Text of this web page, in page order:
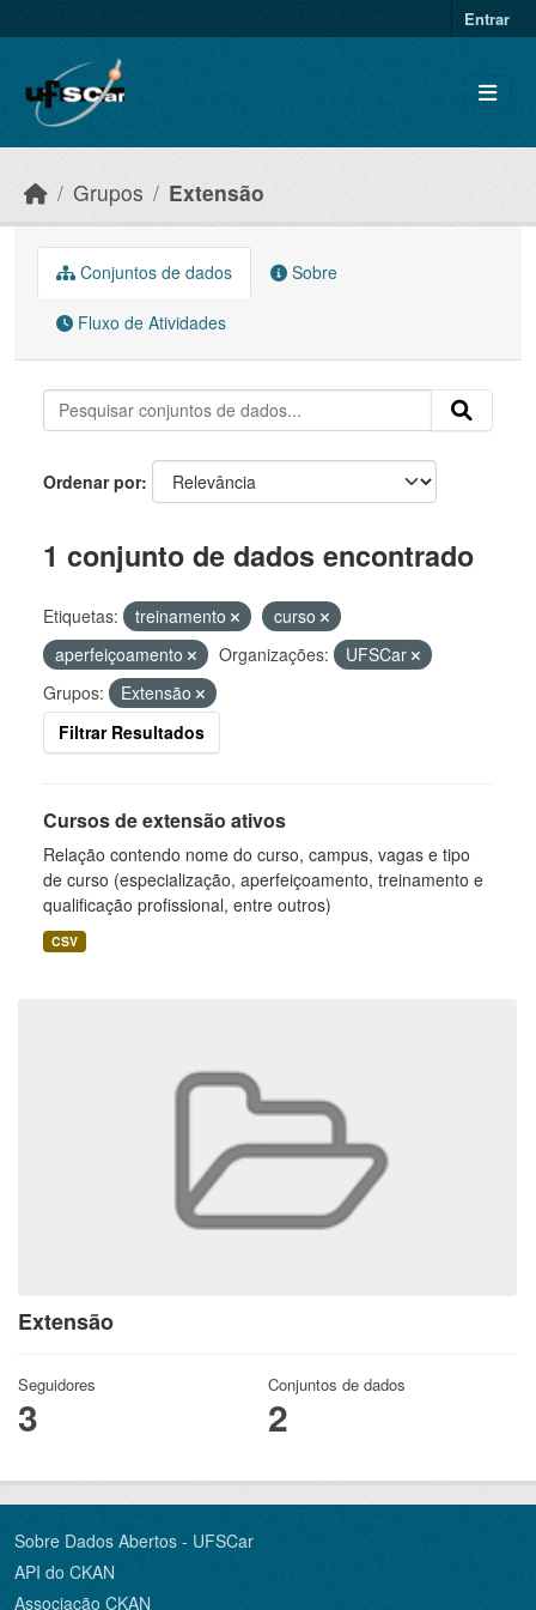
Entrar
Grupos Extensão
Extensão
Seguidores
3
Conjuntos de dados
2
Conjuntos de dados Sobre
Fluxo de Atividades
Ordenar por
1 conjunto de dados encontrado
Etiquetas: treinamento
curso
aperfeiçoamento
Organizações:
UFSCar
Grupos:
Extensão
Filtrar Resultados
Cursos de extensão ativos
Relação contendo nome do curso, campus, vagas e tipo
de curso (especialização, aperfeiçoamento, treinamento e
qualificação profissional, entre outros)
CSV
Sobre Dados Abertos - UFSCar
API do CKAN
Associação CKAN